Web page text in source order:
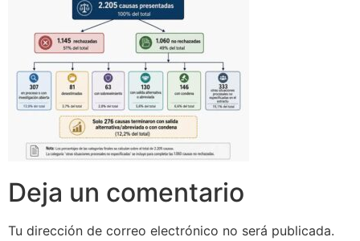
Deja un comentario
Tu dirección de correo electrónico no será publicada.